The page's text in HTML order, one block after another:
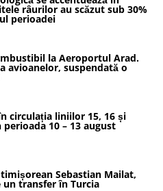
râurilor au scăzut sub 30%
perioadei
la Aeroportul Arad.
avioanelor, suspendată o
circulația liniilor 15, 16 și
perioada 10 – 13 august
Sebastian Mailat,
un transfer în Turcia